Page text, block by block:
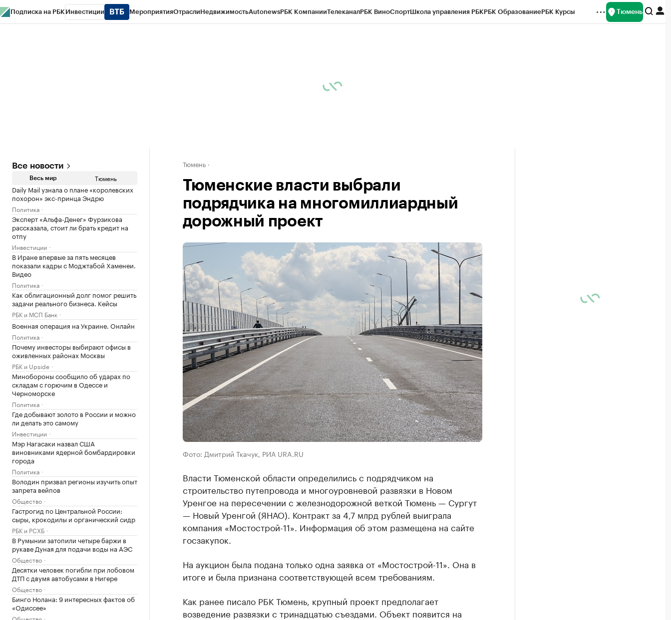
Подписка на РБК Инвестиции МероприятияОтраслиНедвижимостьAutonewsРБК КомпанииТелеканалРБК ВиноСпортШкола управления РБКРБК ОбразованиеРБК Курсы Тюмень
Все новости
Весь мир Тюмень
Daily Mail узнала о плане «королевских
похорон» экс-принца Эндрю
Политика
Эксперт «Альфа-Денег» Фурзикова
рассказала, стоит ли брать кредит на
отпу
Инвестиции
В Иране впервые за пять месяцев
показали кадры с Моджтабой Хаменеи.
Видео
Политика
Как облигационный долг помог решить
задачи реального бизнеса. Кейсы
РБК и МСП Банк
Военная операция на Украине. Онлайн
Политика
Почему инвесторы выбирают офисы в
оживленных районах Москвы
РБК и Upside
Минобороны сообщило об ударах по
складам с горючим в Одессе и
Черноморске
Политика
Где добывают золото в России и можно
ли делать это самому
Инвестиции
Мэр Нагасаки назвал США
виновниками ядерной бомбардировки
города
Политика
Володин призвал регионы изучить опыт
запрета вейпов
Общество
Гастрогид по Центральной России:
сыры, крокодилы и органический сидр
РБК и РСХБ
В Румынии затопили четыре баржи в
рукаве Дуная для подачи воды на АЭС
Общество
Десятки человек погибли при лобовом
ДТП с двумя автобусами в Нигере
Общество
Бинго Нолана: 9 интересных фактов об
«Одиссее»
Тюмень
Тюменские власти выбрали
подрядчика на многомиллиардный
дорожный проект
Фото: Дмитрий Ткачук, РИА URA.RU
Власти Тюменской области определились с подрядчиком на
строительство путепровода и многоуровневой развязки в Новом
Уренгое на пересечении с железнодорожной веткой Тюмень — Сургут
— Новый Уренгой (ЯНАО). Контракт за 4,7 млрд рублей выиграла
компания «Мостострой-11». Информация об этом размещена на сайте
госзакупок.
На аукцион была подана только одна заявка от «Мостострой-11». Она в
итоге и была признана соответствующей всем требованиям.
Как ранее писало РБК Тюмень, крупный проект предполагает
возведение развязки с тринадцатью съездами. Объект появится на